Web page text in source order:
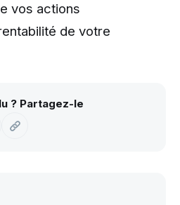
vos actions
de votre
? Partagez-le